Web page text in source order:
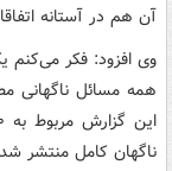
آن هم در آستانه
وی افزود: فکر
همه مسائل ناگهانی
ناگهان کامل منتشر